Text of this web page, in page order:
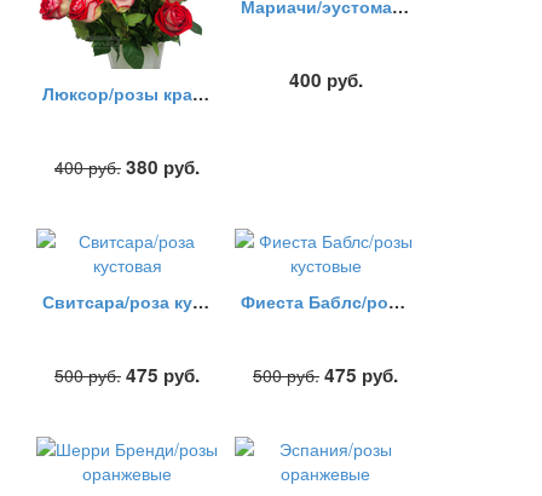
Люксор/розы красно-белые
400руб. 380 руб.
Мариачи/эустома, лизиантус
400 руб.
Свитсара/роза кустовая
500руб. 475 руб.
Фиеста Баблс/розы кустовые
500руб. 475 руб.